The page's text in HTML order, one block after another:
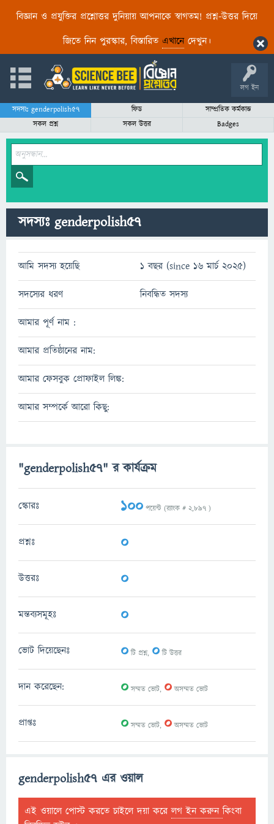
বিজ্ঞান ও প্রযুক্তির প্রশ্নোত্তর দুনিয়ায় আপনাকে স্বাগতম! প্রশ্ন-উত্তর দিয়ে
জিতে নিন পুরস্কার, বিস্তারিত এখানেদেখুন।
লগ ইন
সদস্যঃ genderpolish57 ফিড
সাম্প্রতিক কর্মকান্ড
সকল প্রশ্ন
সকল উত্তর Badges
সদস্যঃ genderpolish57
আমি সদস্য হয়েছি 1 বছর (since 16 মার্চ 2025)
সদস্যের ধরণ নিবন্ধিত সদস্য
আমার পূর্ণ নাম :
আমার প্রতিষ্ঠানের নাম:
আমার ফেসবুক প্রোফাইল লিঙ্ক:
আমার সম্পর্কে আরো কিছু:
"genderpolish57" র কার্যক্রম
স্কোরঃ 100 পয়েন্ট (র‌্যাংক # 2,897 )
প্রশ্নঃ 0
উত্তরঃ 0
মন্তব্যসমূহঃ 0
ভোট দিয়েছেনঃ 0টি প্রশ্ন, 0টি উত্তর
দান করেছেন: 0সম্মত ভোট, 0অসম্মত ভোট
প্রাপ্তঃ 0সম্মত ভোট, 0অসম্মত ভোট
genderpolish57 এর ওয়াল
এই ওয়ালে পোস্ট করতে চাইলে দয়া করেলগ ইন করুনকিংবা